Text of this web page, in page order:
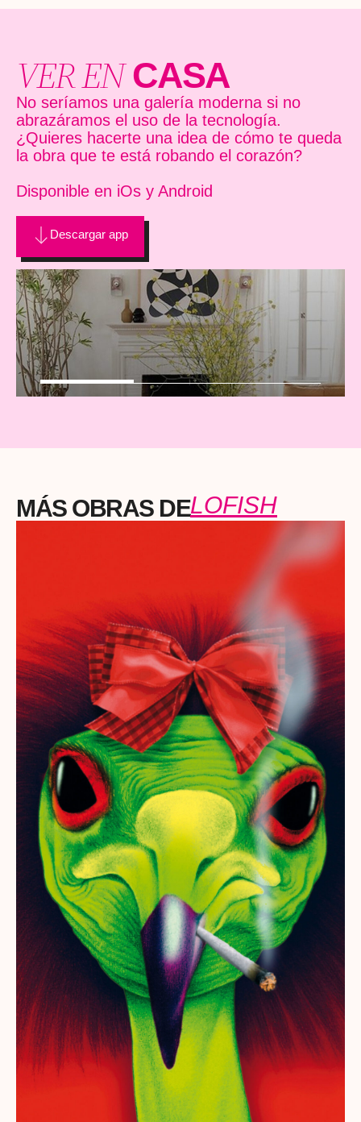
VER ENCASA
No seríamos una galería moderna si no
abrazáramos el uso de la tecnología.
¿Quieres hacerte una idea de cómo te queda
la obra que te está robando el corazón?
Disponible en iOs y Android
Descargar app
MÁS OBRAS DELOFISH